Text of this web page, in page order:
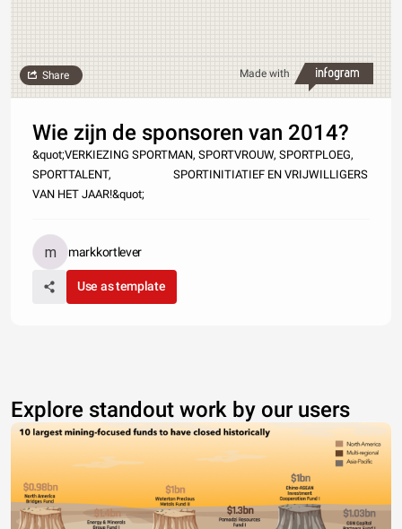
Made with
Share
Wie zijn de sponsoren van 2014?
&quot;VERKIEZING SPORTMAN, SPORTVROUW, SPORTPLOEG,
SPORTTALENT, SPORTINITIATIEF EN VRIJWILLIGERS
VAN HET JAAR!&quot;
markkortlever
Use as template
Explore standout work by our users